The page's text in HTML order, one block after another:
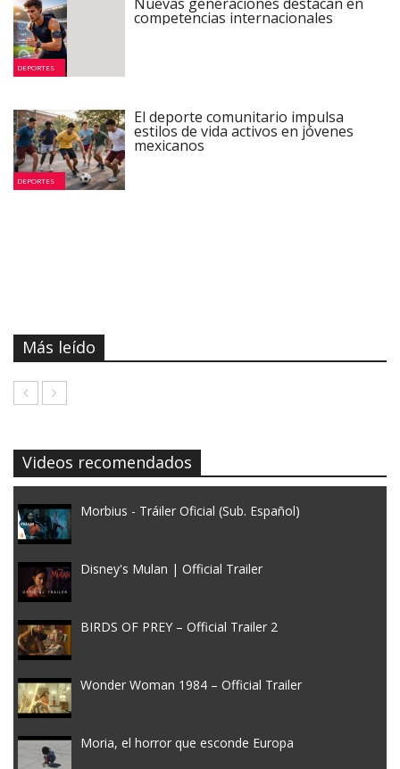
DEPORTES
competencias internacionales
DEPORTES
El deporte comunitario impulsa
estilos de vida activos en jóvenes
mexicanos
Más leído
Videos recomendados
Morbius - Tráiler Oficial (Sub. Español)
Disney's Mulan | Official Trailer
BIRDS OF PREY – Official Trailer 2
Wonder Woman 1984 – Official Trailer
Moria, el horror que esconde Europa